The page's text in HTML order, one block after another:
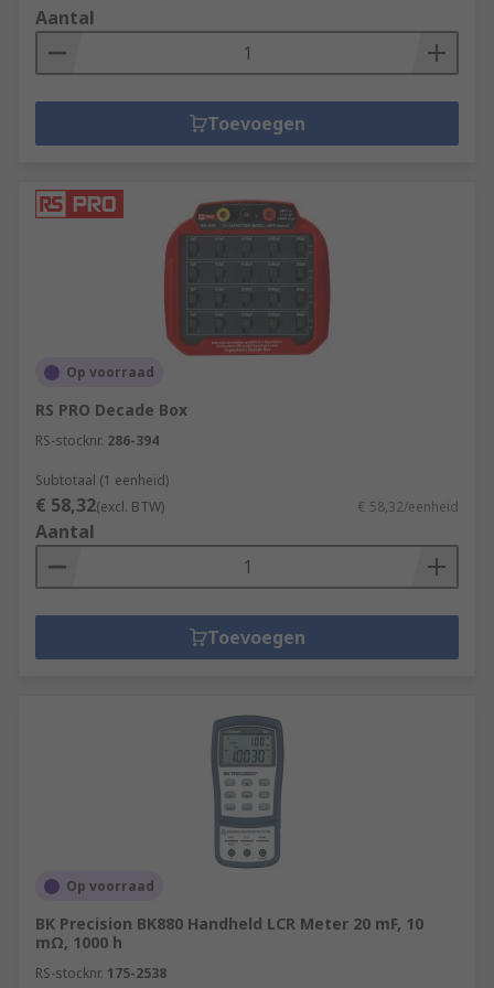
Aantal
Toevoegen
Op voorraad
RS PRO Decade Box
RS-stocknr. 286-394
Subtotaal (1 eenheid)
€ 58,32(excl. BTW) € 58,32/eenheid
Aantal
Toevoegen
Op voorraad
BK Precision BK880 Handheld LCR Meter 20 mF, 10
mΩ, 1000 h
RS-stocknr. 175-2538